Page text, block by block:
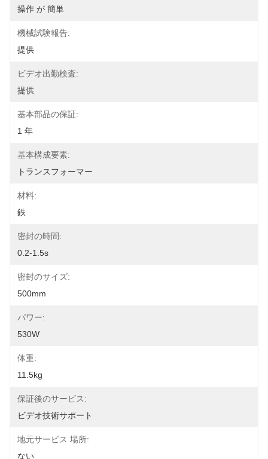
操作 が 簡単
機械試験報告:
提供
ビデオ出勤検査:
提供
基本部品の保証:
1 年
基本構成要素:
トランスフォーマー
材料:
鉄
密封の時間:
0.2-1.5s
密封のサイズ:
500mm
パワー:
530W
体重:
11.5kg
保証後のサービス:
ビデオ技術サポート
地元サービス 場所:
ない